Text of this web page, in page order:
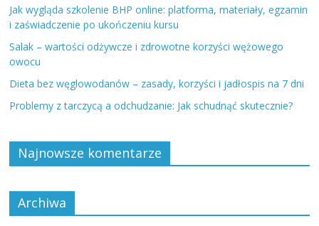
Jak wygląda szkolenie BHP online: platforma, materiały, egzamin
i zaświadczenie po ukończeniu kursu
Salak – wartości odżywcze i zdrowotne korzyści wężowego
owocu
Dieta bez węglowodanów – zasady, korzyści i jadłospis na 7 dni
Problemy z tarczycą a odchudzanie: Jak schudnąć skutecznie?
Najnowsze komentarze
Archiwa